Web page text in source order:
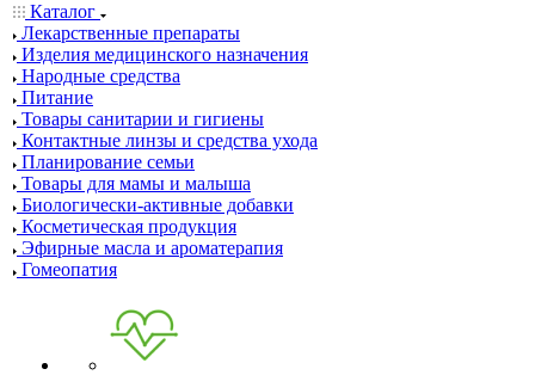
Каталог
Лекарственные препараты
Изделия медицинского назначения
Народные средства
Питание
Товары санитарии и гигиены
Контактные линзы и средства ухода
Планирование семьи
Товары для мамы и малыша
Биологически-активные добавки
Косметическая продукция
Эфирные масла и ароматерапия
Гомеопатия